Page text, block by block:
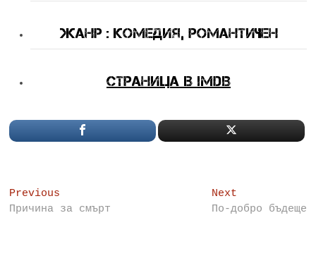
Жанр : комедия, романтичен
Страница в IMDB
Post
navigation
Previous
post:
Причина за смърт
NextNext
post:
По-добро бъдеще